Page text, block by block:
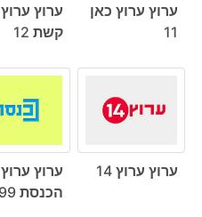
ערוץ ערוץ כאן
11
ערוץ ערוץ
קשת 12
ערוץ ערוץ 14
ערוץ ערוץ
הכנסת 99